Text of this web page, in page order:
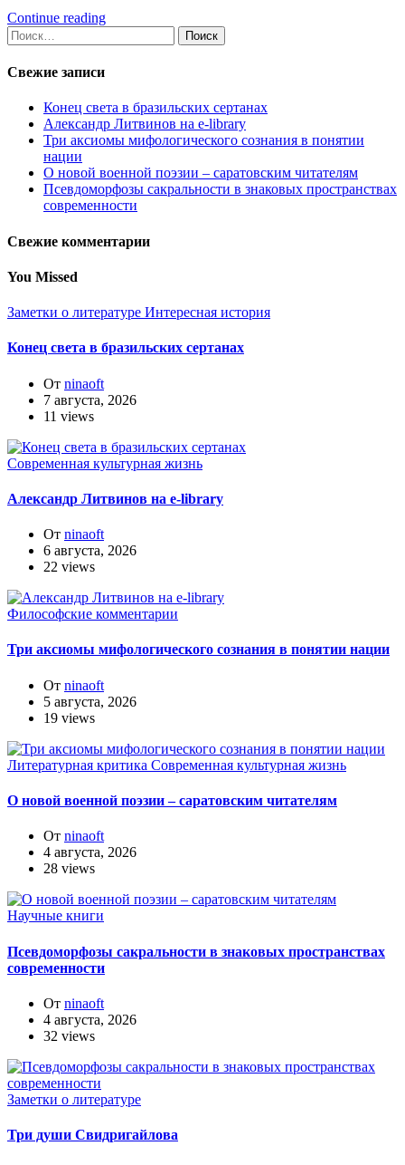
Отправить
Continue reading
Найти:
Свежие записи
Конец света в бразильских сертанах
Александр Литвинов на e-library
Три аксиомы мифологического сознания в понятии
нации
О новой военной поэзии – саратовским читателям
Псевдоморфозы сакральности в знаковых пространствах
современности
Свежие комментарии
You Missed
Заметки о литературе Интересная история
Конец света в бразильских сертанах
От ninaoft
7 августа, 2026
11 views
Современная культурная жизнь
Александр Литвинов на e-library
От ninaoft
6 августа, 2026
22 views
Философские комментарии
Три аксиомы мифологического сознания в понятии нации
От ninaoft
5 августа, 2026
19 views
Литературная критика Современная культурная жизнь
О новой военной поэзии – саратовским читателям
От ninaoft
4 августа, 2026
28 views
Научные книги
Псевдоморфозы сакральности в знаковых пространствах
современности
От ninaoft
4 августа, 2026
32 views
Заметки о литературе
Три души Свидригайлова